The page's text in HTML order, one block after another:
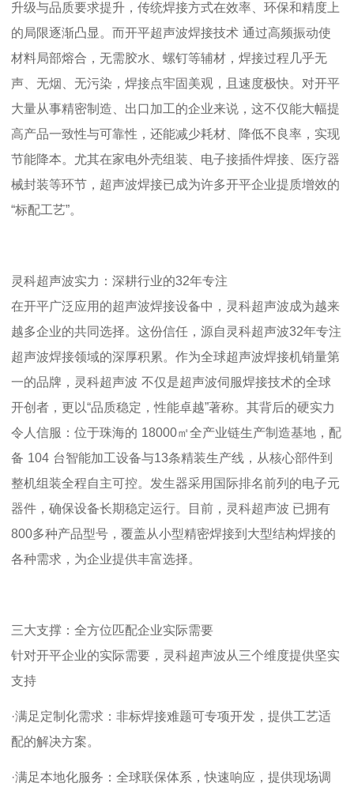
升级与品质要求提升，传统焊接方式在效率、环保和精度上
的局限逐渐凸显。而开平超声波焊接技术 通过高频振动使
材料局部熔合，无需胶水、螺钉等辅材，焊接过程几乎无
声、无烟、无污染，焊接点牢固美观，且速度极快。对开平
大量从事精密制造、出口加工的企业来说，这不仅能大幅提
高产品一致性与可靠性，还能减少耗材、降低不良率，实现
节能降本。尤其在家电外壳组装、电子接插件焊接、医疗器
械封装等环节，超声波焊接已成为许多开平企业提质增效的
“标配工艺”。
灵科超声波实力：深耕行业的32年专注
在开平广泛应用的超声波焊接设备中，灵科超声波成为越来
越多企业的共同选择。这份信任，源自灵科超声波32年专注
超声波焊接领域的深厚积累。作为全球超声波焊接机销量第
一的品牌，灵科超声波 不仅是超声波伺服焊接技术的全球
开创者，更以“品质稳定，性能卓越”著称。其背后的硬实力
令人信服：位于珠海的 18000㎡全产业链生产制造基地，配
备 104 台智能加工设备与13条精装生产线，从核心部件到
整机组装全程自主可控。 发生器采用国际排名前列的电子元
器件，确保设备长期稳定运行。目前，灵科超声波 已拥有
800多种产品型号，覆盖从小型精密焊接到大型结构焊接的
各种需求，为企业提供丰富选择。
三大支撑：全方位匹配企业实际需要
针对开平企业的实际需要，灵科超声波从三个维度提供坚实
支持
·满足定制化需求：非标焊接难题可专项开发，提供工艺适
配的解决方案。
·满足本地化服务：全球联保体系，快速响应，提供现场调